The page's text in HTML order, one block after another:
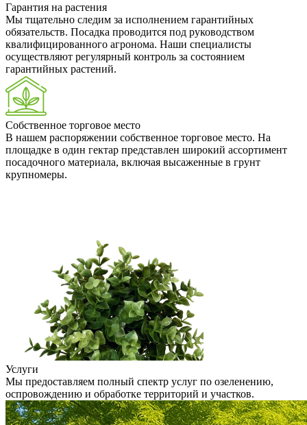
Гарантия на растения
Мы тщательно следим за исполнением гарантийных
обязательств. Посадка проводится под руководством
квалифицированного агронома. Наши специалисты
осуществляют регулярный контроль за состоянием
гарантийных растений.
Собственное торговое место
В нашем распоряжении собственное торговое место. На
площадке в один гектар представлен широкий ассортимент
посадочного материала, включая высаженные в грунт
крупномеры.
Услуги
Мы предоставляем полный спектр услуг по озеленению,
оспровождению и обработке территорий и участков.